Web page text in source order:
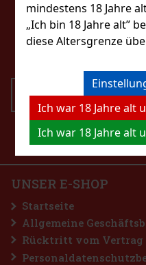
mindestens 18 Jahre
„Ich bin 18 Jahre alt”
diese Altersgrenze
Ich war 18 Jahre alt
Ich war 18 Jahre alt
Ich bin mit der
Daten einverstanden
+43
UNSER E-SHOP
Startseite
Allgemeine
Rücktritt vom Vertrag